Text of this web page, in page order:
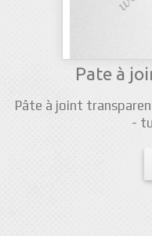
Pate à
Pâte à joint
-